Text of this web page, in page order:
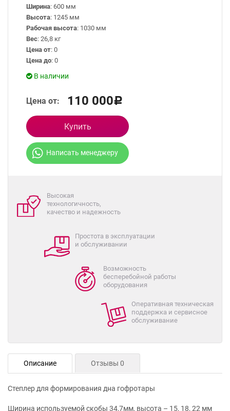
Ширина: 600 мм
Высота: 1245 мм
Рабочая высота: 1030 мм
Вес: 26,8 кг
Цена от: 0
Цена до: 0
В наличии
Цена от: 110 000Р
Купить
Написать менеджеру
Высокая
технологичность,
качество и надежность
Простота в эксплуатации
и обслуживании
Возможность
бесперебойной работы
оборудования
Оперативная техническая
поддержка и сервисное
обслуживание
Описание Отзывы 0
Степлер для формирования дна гофротары
Ширина используемой скобы 34,7мм, высота – 15, 18, 22 мм